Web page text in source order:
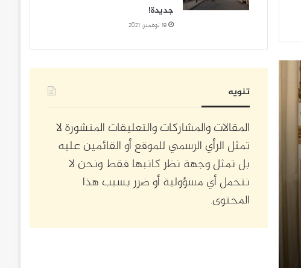
جديدة!
19 نوفمبر، 2021
تنويه
المقالات والمشاركات والتعليقات المنشورة لا
تمثل الرأي الرسمي للموقع أو القائمين عليه
بل تمثل وجهة نظر كاتبها فقط ونحن لا
نتحمل أي مسؤولية أو ضرر بسبب هذا
المحتوى.